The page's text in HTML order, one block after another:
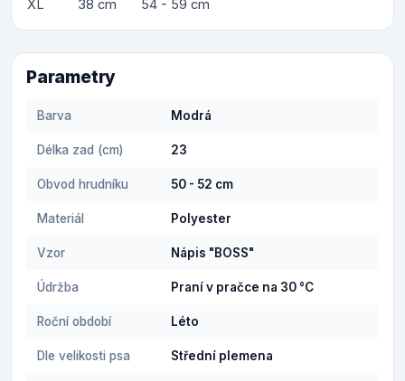
XL 38 cm 54 - 59 cm
Parametry
Barva Modrá
Délka zad (cm) 23
Obvod hrudníku 50 - 52 cm
Materiál Polyester
Vzor Nápis "BOSS"
Údržba Praní v pračce na 30 °C
Roční období Léto
Dle velikosti psa Střední plemena